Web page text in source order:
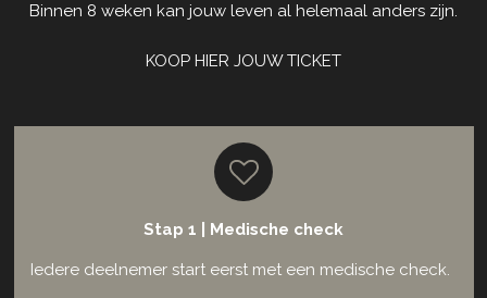
Binnen 8 weken kan jouw leven al helemaal anders zijn.
KOOP HIER JOUW TICKET
Stap 1 | Medische check
Iedere deelnemer start eerst met een medische check.